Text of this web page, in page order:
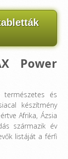
Power
és
készítmény
Afrika, Ázsia
származik év
listáját a férfi